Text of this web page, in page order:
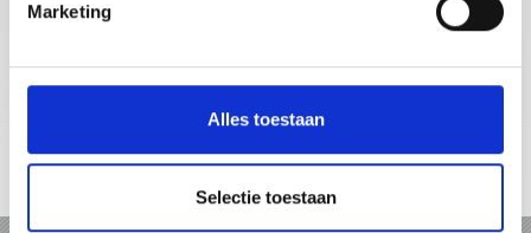
Marketing
Alles toestaan
Selectie toestaan
Online-kaart